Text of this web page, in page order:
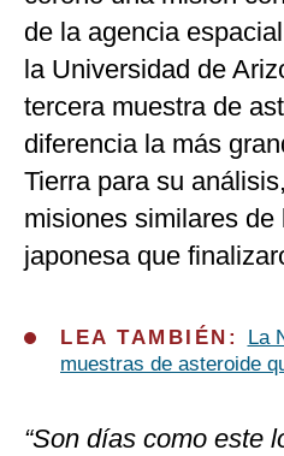
de la agencia
la Universidad de
tercera muestra de
diferencia la más
Tierra para su
misiones similares
japonesa que
LEA TAMBIÉN:
La
muestras de asteroide
“Son días como este